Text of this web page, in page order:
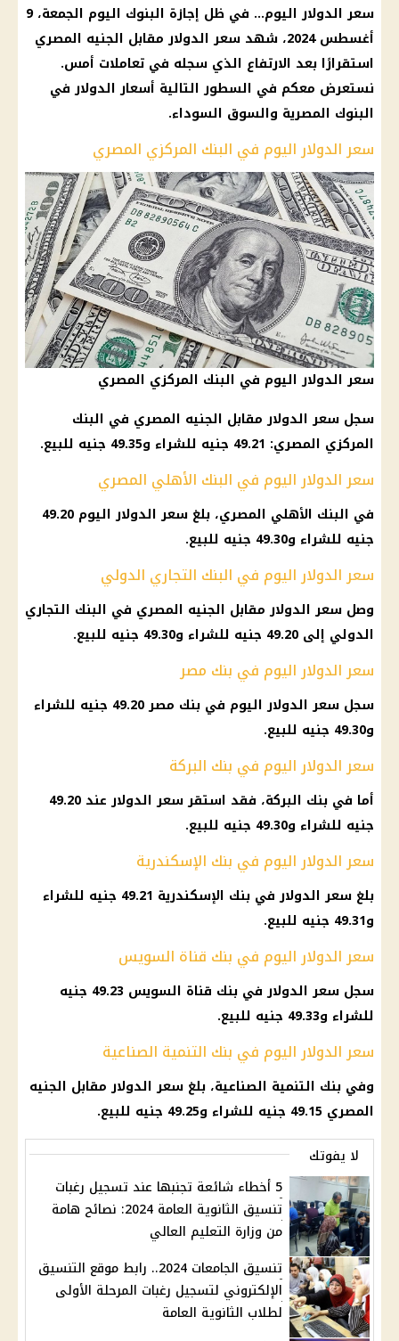
سعر الدولار اليوم… في ظل إجازة البنوك اليوم الجمعة، 9
أغسطس 2024، شهد سعر الدولار مقابل الجنيه المصري
استقرارًا بعد الارتفاع الذي سجله في تعاملات أمس.
نستعرض معكم في السطور التالية أسعار الدولار في
البنوك المصرية والسوق السوداء.
سعر الدولار اليوم في البنك المركزي المصري
سعر الدولار اليوم في البنك المركزي المصري
سجل سعر الدولار مقابل الجنيه المصري في البنك
المركزي المصري: 49.21 جنيه للشراء و49.35 جنيه للبيع.
سعر الدولار اليوم في البنك الأهلي المصري
في البنك الأهلي المصري، بلغ سعر الدولار اليوم 49.20
جنيه للشراء و49.30 جنيه للبيع.
سعر الدولار اليوم في البنك التجاري الدولي
وصل سعر الدولار مقابل الجنيه المصري في البنك التجاري
الدولي إلى 49.20 جنيه للشراء و49.30 جنيه للبيع.
سعر الدولار اليوم في بنك مصر
سجل سعر الدولار اليوم في بنك مصر 49.20 جنيه للشراء
و49.30 جنيه للبيع.
سعر الدولار اليوم في بنك البركة
أما في بنك البركة، فقد استقر سعر الدولار عند 49.20
جنيه للشراء و49.30 جنيه للبيع.
سعر الدولار اليوم في بنك الإسكندرية
بلغ سعر الدولارفي بنك الإسكندرية
49.21 جنيه للشراء
و49.31 جنيه للبيع.
سعر الدولار اليوم في بنك قناة السويس
سجل سعر الدولارفي بنك قناة السويس
49.23 جنيه
للشراء و49.33 جنيه للبيع.
سعر الدولار اليوم في بنك التنمية الصناعية
وفي بنك التنمية الصناعية، بلغ سعر الدولار مقابل الجنيه
المصري
لا يفوتك
5 أخطاء شائعة تجنبها عند تسجيل رغبات
تنسيق الثانوية العامة 2024: نصائح هامة
من وزارة التعليم العالي
تنسيق الجامعات 2024.. رابط موقع التنسيق
الإلكتروني لتسجيل رغبات المرحلة الأولى
لطلاب الثانوية العامة